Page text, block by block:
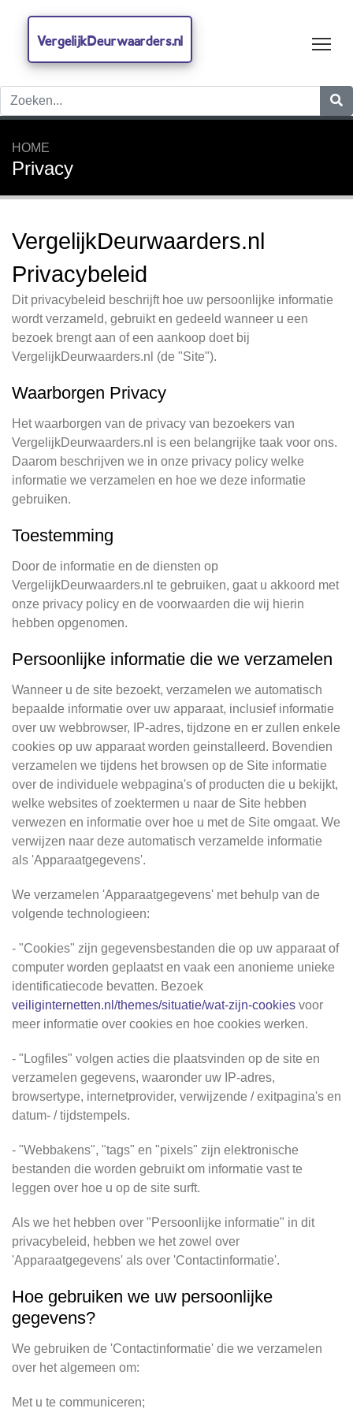
VergelijkDeurwaarders.nl
HOME
Privacy
VergelijkDeurwaarders.nl
Privacybeleid
Dit privacybeleid beschrijft hoe uw persoonlijke informatie
wordt verzameld, gebruikt en gedeeld wanneer u een
bezoek brengt aan of een aankoop doet bij
VergelijkDeurwaarders.nl (de "Site").
Waarborgen Privacy
Het waarborgen van de privacy van bezoekers van
VergelijkDeurwaarders.nl is een belangrijke taak voor ons.
Daarom beschrijven we in onze privacy policy welke
informatie we verzamelen en hoe we deze informatie
gebruiken.
Toestemming
Door de informatie en de diensten op
VergelijkDeurwaarders.nl te gebruiken, gaat u akkoord met
onze privacy policy en de voorwaarden die wij hierin
hebben opgenomen.
Persoonlijke informatie die we verzamelen
Wanneer u de site bezoekt, verzamelen we automatisch
bepaalde informatie over uw apparaat, inclusief informatie
over uw webbrowser, IP-adres, tijdzone en er zullen enkele
cookies op uw apparaat worden geinstalleerd. Bovendien
verzamelen we tijdens het browsen op de Site informatie
over de individuele webpagina's of producten die u bekijkt,
welke websites of zoektermen u naar de Site hebben
verwezen en informatie over hoe u met de Site omgaat. We
verwijzen naar deze automatisch verzamelde informatie
als 'Apparaatgegevens'.
We verzamelen 'Apparaatgegevens' met behulp van de
volgende technologieen:
- "Cookies" zijn gegevensbestanden die op uw apparaat of
computer worden geplaatst en vaak een anonieme unieke
identificatiecode bevatten. Bezoek
veiliginternetten.nl/themes/situatie/wat-zijn-cookies voor
meer informatie over cookies en hoe cookies werken.
- "Logfiles" volgen acties die plaatsvinden op de site en
verzamelen gegevens, waaronder uw IP-adres,
browsertype, internetprovider, verwijzende / exitpagina's en
datum- / tijdstempels.
- "Webbakens", "tags" en "pixels" zijn elektronische
bestanden die worden gebruikt om informatie vast te
leggen over hoe u op de site surft.
Als we het hebben over "Persoonlijke informatie" in dit
privacybeleid, hebben we het zowel over
'Apparaatgegevens' als over 'Contactinformatie'.
Hoe gebruiken we uw persoonlijke
gegevens?
We gebruiken de 'Contactinformatie' die we verzamelen
over het algemeen om:
Met u te communiceren;